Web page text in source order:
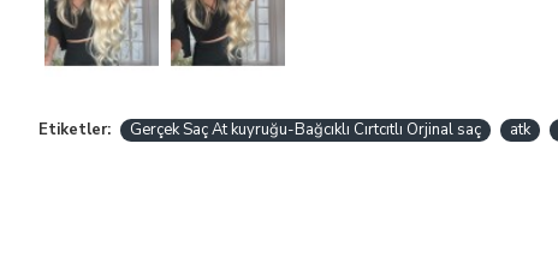
Etiketler: Gerçek Saç At kuyruğu-Bağcıklı Cırtcıtlı Orjinal saç atk